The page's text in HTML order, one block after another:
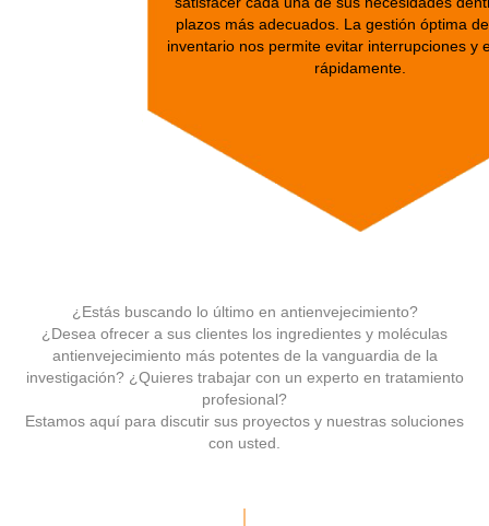
plazos más adecuados. La gestión óptima de
inventario nos permite evitar interrupciones y
rápidamente.
¿Estás buscando lo último en antienvejecimiento?
¿Desea ofrecer a sus clientes los ingredientes y moléculas
antienvejecimiento más potentes de la vanguardia de la
investigación? ¿Quieres trabajar con un experto en tratamiento
profesional?
Estamos aquí para discutir sus proyectos y nuestras soluciones
con usted.